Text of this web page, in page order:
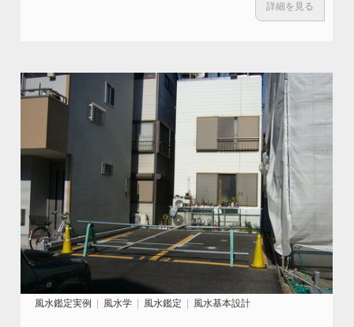
詳細を見る
風水鑑定実例 風水学 風水鑑定 風水基本設計